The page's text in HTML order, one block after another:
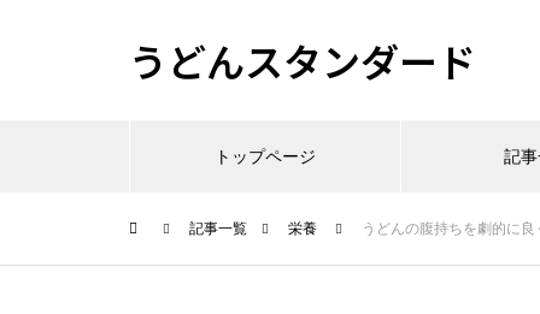
うどんスタンダード
トップページ 記
記事一覧 栄養 うどんの腹持ちを劇的に